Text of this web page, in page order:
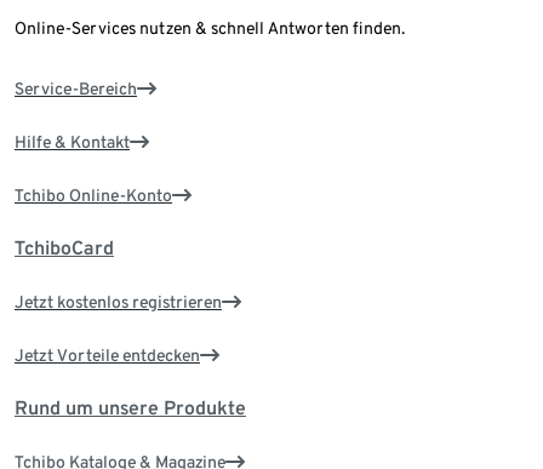
Online-Services nutzen & schnell Antworten finden.
Service-Bereich
Hilfe & Kontakt
Tchibo Online-Konto
TchiboCard
Jetzt kostenlos registrieren
Jetzt Vorteile entdecken
Rund um unsere Produkte
Tchibo Kataloge & Magazine